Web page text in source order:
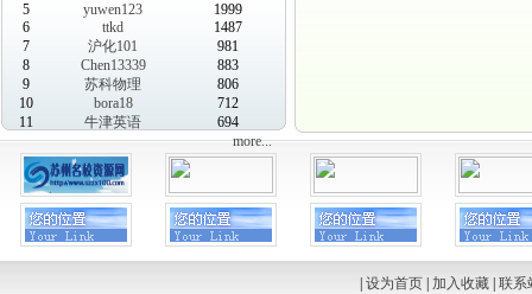
5
yuwen123
1999
6
ttkd
1487
7
沪化101
981
8
Chen13339
883
9
苏科物理
806
10
bora18
712
11
牛津英语
694
more...
设为首页| 加入收藏| 联系